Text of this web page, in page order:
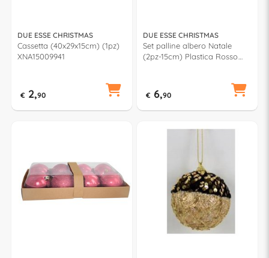
DUE ESSE CHRISTMAS
Cassetta (40x29x15cm) (1pz)
XNA15009941
€ 2,90
DUE ESSE CHRISTMAS
Set palline albero Natale
(2pz-15cm) Plastica Rosso
€ 6,90